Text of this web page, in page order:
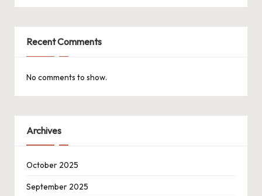
Recent Comments
No comments to show.
Archives
October 2025
September 2025